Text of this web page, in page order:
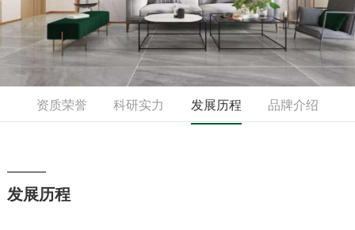
资质荣誉 科研实力 发展历程 品牌介绍
发展历程